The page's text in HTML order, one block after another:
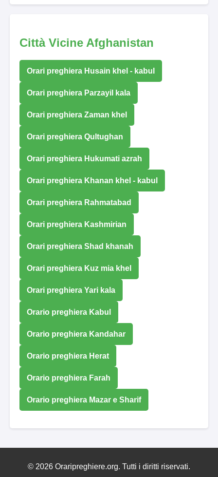
Città Vicine Afghanistan
Orari preghiera Husain khel - kabul
Orari preghiera Parzayil kala
Orari preghiera Zaman khel
Orari preghiera Qultughan
Orari preghiera Hukumati azrah
Orari preghiera Khanan khel - kabul
Orari preghiera Rahmatabad
Orari preghiera Kashmirian
Orari preghiera Shad khanah
Orari preghiera Kuz mia khel
Orari preghiera Yari kala
Orario preghiera Kabul
Orario preghiera Kandahar
Orario preghiera Herat
Orario preghiera Farah
Orario preghiera Mazar e Sharif
© 2026 Oraripreghiere.org. Tutti i diritti riservati.